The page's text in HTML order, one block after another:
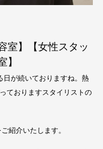
室】【女性スタッ
】
日が続いておりますね。熱
ておりますスタイリストの
紹介いたします。